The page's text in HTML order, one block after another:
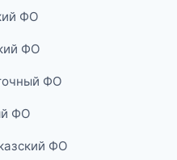
ФО
ФО
ФО
ФО
ФО